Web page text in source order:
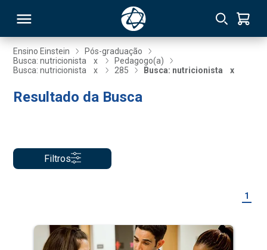
Ensino Einstein
Pós-graduação
Busca: nutricionista
x
Pedagogo(a)
Busca: nutricionista
x 285 Busca: nutricionista x
Resultado da Busca
Filtros
1